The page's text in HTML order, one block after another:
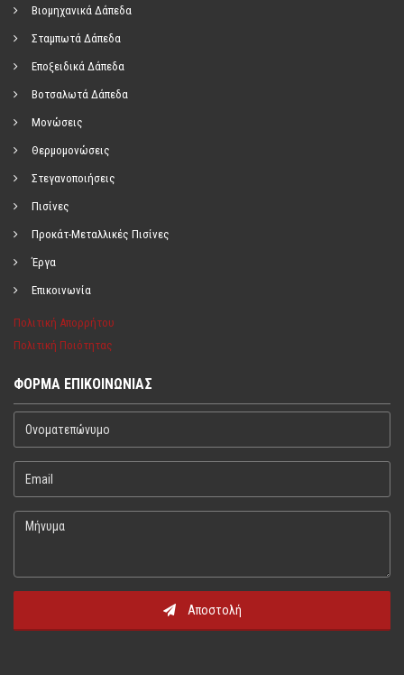
Βιομηχανικά Δάπεδα
Σταμπωτά Δάπεδα
Εποξειδικά Δάπεδα
Βοτσαλωτά Δάπεδα
Μονώσεις
Θερμομονώσεις
Στεγανοποιήσεις
Πισίνες
Προκάτ-Μεταλλικές Πισίνες
Έργα
Επικοινωνία
Πολιτική Απορρήτου
Πολιτική Ποιότητας
ΦΌΡΜΑ ΕΠΙΚΟΙΝΩΝΊΑΣ
Ονοματεπώνυμο
Email
Μήνυμα
Αποστολή